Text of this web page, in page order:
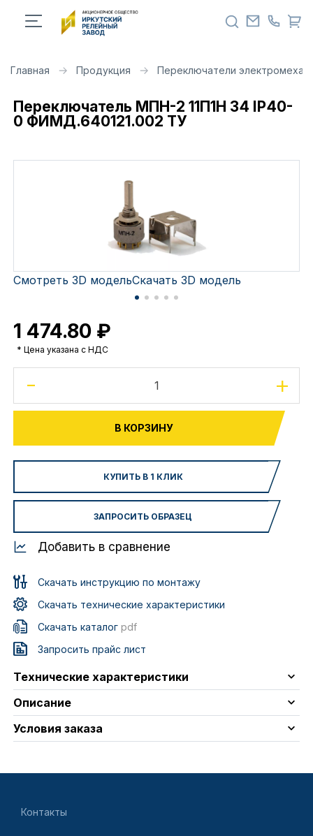
Главная Продукция Переключатели
Переключатель МПН-2 11П1Н 34 IP40-
0 ФИМД.640121.002 ТУ
Смотреть 3D модельСкачать 3D модель
1 474.80 ₽
* Цена указана с НДС
- +
В КОРЗИНУ
КУПИТЬ В 1 КЛИК
ЗАПРОСИТЬ ОБРАЗЕЦ
Добавить в сравнение
Скачать инструкцию по монтажу
Скачать технические характеристики
Скачать каталогpdf
Запросить прайс лист
Технические характеристики
Описание
Условия заказа
Контакты